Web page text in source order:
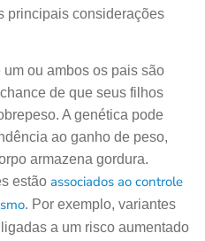
principais considerações
um ou ambos os pais são
de que seus filhos
A genética pode
ao ganho de peso,
armazena gordura.
estão associados ao controle
. Por exemplo, variantes
a um risco aumentado